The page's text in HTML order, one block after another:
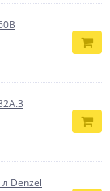
Denzel